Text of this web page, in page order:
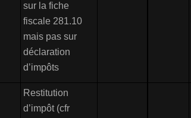
sur la fiche
fiscale 281.10
mais pas sur
déclaration
d’impôts
Restitution
d’impôt (cfr